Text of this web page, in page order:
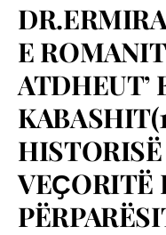
E
ATDHEUT’
VEҪORITË